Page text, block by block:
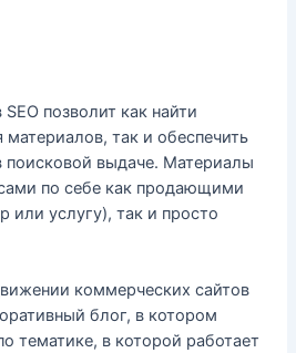
позволит как найти
так и обеспечить
поисковой выдаче. Материалы
по себе как продающими
или услугу), так и просто
коммерческих сайтов
блог, в котором
тематике, в которой работает